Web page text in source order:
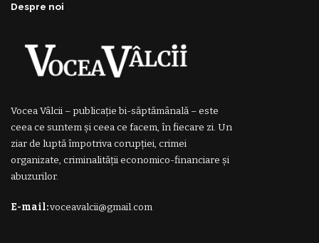
Despre noi
Vocea Vâlcii – publicație bi-săptămânală – este
ceea ce suntem și ceea ce facem, în fiecare zi. Un
ziar de luptă împotriva corupției, crimei
organizate, criminalității economico-financiare și
abuzurilor.
E-mail:voceavalcii@gmail.com